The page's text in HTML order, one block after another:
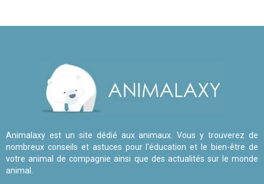
Animalaxy est un site dédié aux animaux. Vous y trouverez de
nombreux conseils et astuces pour l'éducation et le bien-être de
votre animal de compagnie ainsi que des actualités sur le monde
animal.